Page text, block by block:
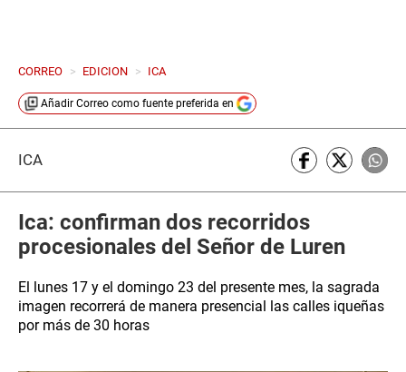
CORREO > EDICION > ICA
Añadir Correo como fuente preferida en
ICA
Ica: confirman dos recorridos
procesionales del Señor de Luren
El lunes 17 y el domingo 23 del presente mes, la sagrada
imagen recorrerá de manera presencial las calles iqueñas
por más de 30 horas